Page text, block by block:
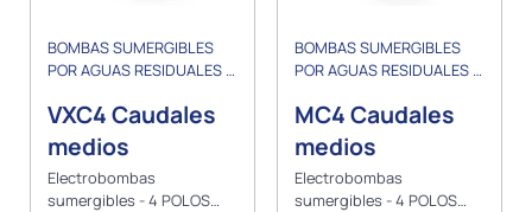
BOMBAS SUMERGIBLES
POR AGUAS RESIDUALES Y
VXC4 Caudales
medios
Electrobombas
sumergibles - 4 POLOS
BOMBAS SUMERGIBLES
POR AGUAS RESIDUALES Y
MC4 Caudales
medios
Electrobombas
sumergibles - 4 POLOS